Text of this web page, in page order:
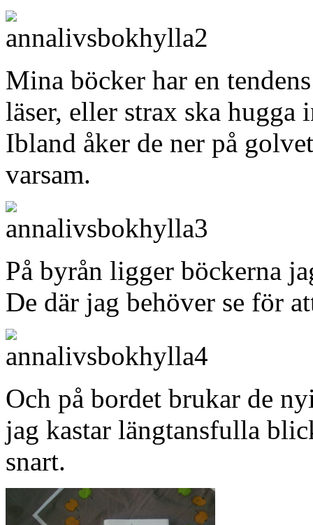
Mina böcker har en
läser, eller strax ska hugga
Ibland åker de ner på
varsam.
På byrån ligger böckerna
De där jag behöver se för
Och på bordet brukar de
jag kastar längtansfulla
snart.